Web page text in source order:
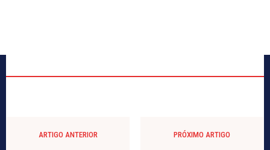
ARTIGO ANTERIOR PRÓXIMO ARTIGO